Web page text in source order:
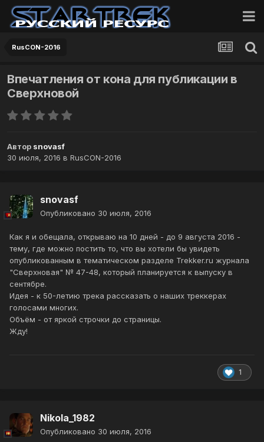
RusCON-2016
Впечатления от кона для публикации в
Сверхновой
Автор snovasf
30 июля, 2016 в RusCON-2016
snovasf
Опубликовано 30 июля, 2016
Как я и обещала, открываю на 10 дней - до 9 августа 2016 -
тему, где можно постить то, что вы хотели бы увидеть
опубликованным в тематическом разделе Trekker.ru журнала
"Сверхновая" № 47-48, который планируется к выпуску в
сентябре.
Идея - к 50-летию трека рассказать о наших треккерах
голосами многих.
Объём - от яркой строчки до страницы.
Жду!
1
Nikola_1982
Опубликовано 30 июля, 2016